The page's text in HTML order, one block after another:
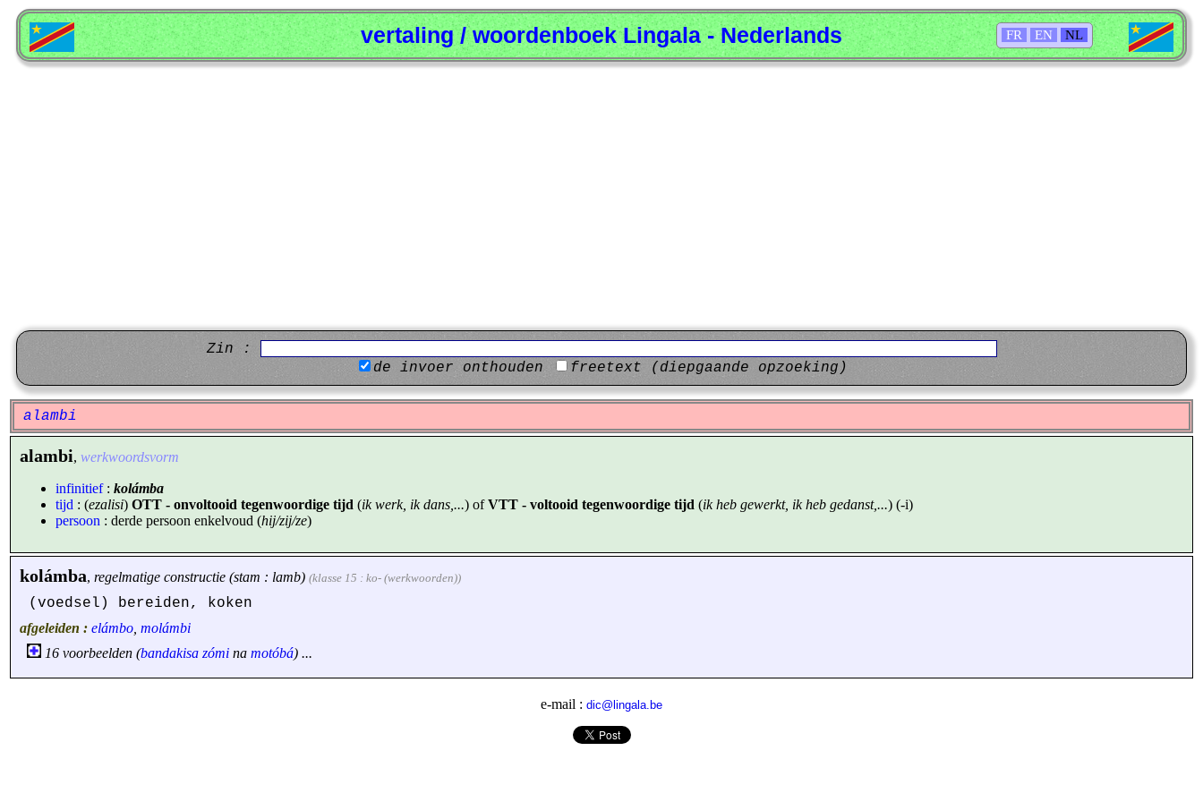
FR EN NL
vertaling / woordenboek Lingala - Nederlands
Zin :
de invoer onthouden
freetext (diepgaande opzoeking)
alambi
alambi, werkwoordsvorm
infinitief: kolámba
tijd : (ezalisi) OTT - onvoltooid tegenwoordige tijd (ik werk, ik dans,...) ofVTT - voltooid tegenwoordige tijd (ik heb gewerkt, ik heb gedanst,...) (-i)
persoon : derde persoon enkelvoud (hij/zij/ze)
kolámba, regelmatige constructie (stam : lamb) (klasse 15 : ko- (werkwoorden))
(voedsel) bereiden, koken
afgeleiden : elámbo molámbi
16 voorbeelden (bandakisa zómi na motóbá) ...
e-mail : dic@lingala.be